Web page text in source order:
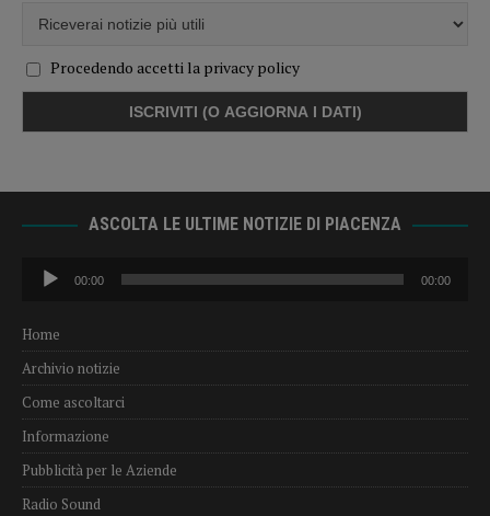
Procedendo accetti la privacy policy
ASCOLTA LE ULTIME NOTIZIE DI PIACENZA
Audio
Player
00:00 00:00
Home
Archivio notizie
Come ascoltarci
Informazione
Pubblicità per le Aziende
Radio Sound